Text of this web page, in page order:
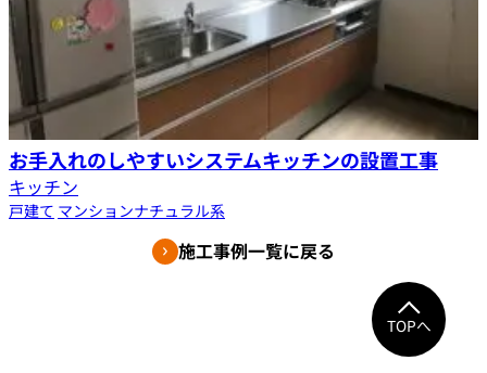
お手入れのしやすいシステムキッチンの設置工事
キッチン
戸建て マンションナチュラル系
施工事例一覧に戻る
TOPへ